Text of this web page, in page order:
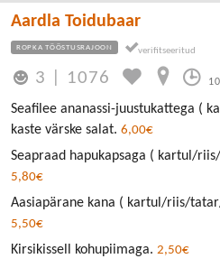
Aardla Toidubaar
ROPKA TÖÖSTUSRAJOON
3 1076
Seafilee ananassi-juustukattega (
kaste värske salat. 6,00€
Seapraad hapukapsaga ( kartul/
5,80€
Aasiapärane kana ( kartul/riis/
5,50€
Kirsikissell kohupiimaga. 2,50€